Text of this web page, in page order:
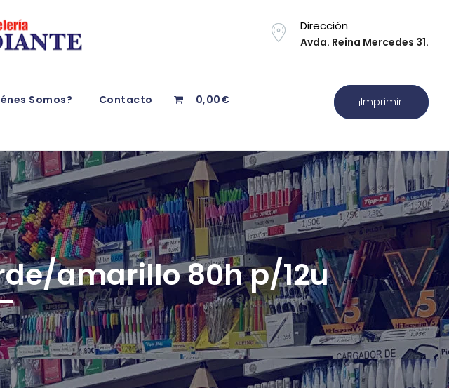
Dirección
Avda. Reina Mercedes 31.
Somos? Contacto 0,00€ ¡Imprimir!
amarillo 80h p/12u